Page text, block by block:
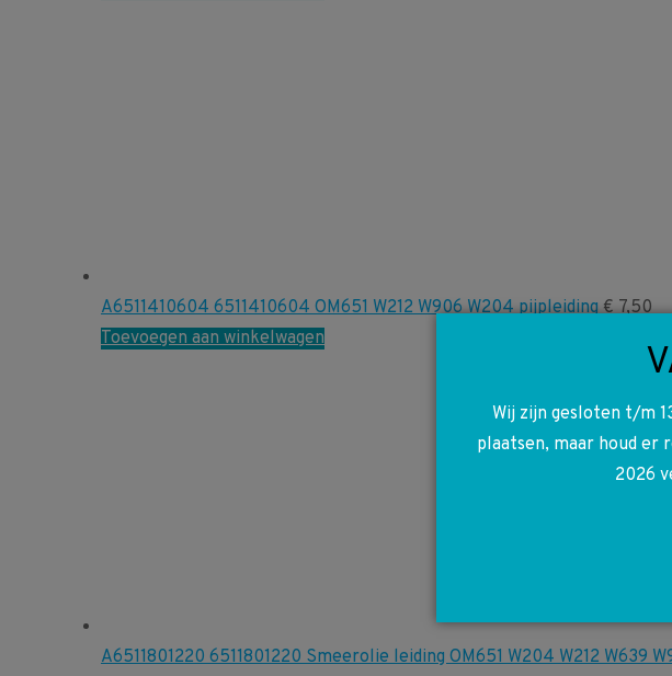
A6511410604 6511410604 OM651 W212 W906 W204 pijpleiding€7,50
Toevoegen aan winkelwagen
A6511801220 6511801220 Smeerolie leiding OM651 W204 W212 W639
Wij zijn gesloten t/m
plaatsen, maar houd er
2026